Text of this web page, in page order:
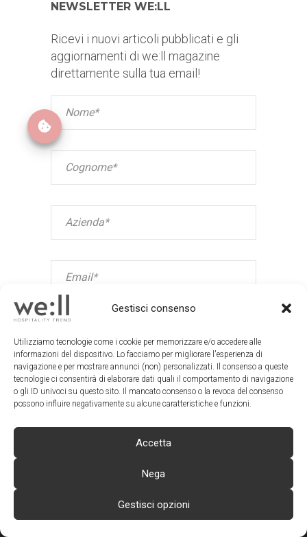
Gestisci consenso
Utilizziamo tecnologie come i cookie per memorizzare e/o accedere alle
informazioni del dispositivo. Lo facciamo per migliorare l'esperienza di
navigazione e per mostrare annunci (non) personalizzati. Il consenso a queste
tecnologie ci consentirà di elaborare dati quali il comportamento di navigazione
o gli ID univoci su questo sito. Il mancato consenso o la revoca del consenso
possono influire negativamente su alcune caratteristiche e funzioni.
Accetta
Nega
Gestisci opzioni
NEWSLETTER WE:LL
Ricevi i nuovi articoli pubblicati e gli
aggiornamenti di we:ll magazine
direttamente sulla tua email!
Policye desidero ricevere le news